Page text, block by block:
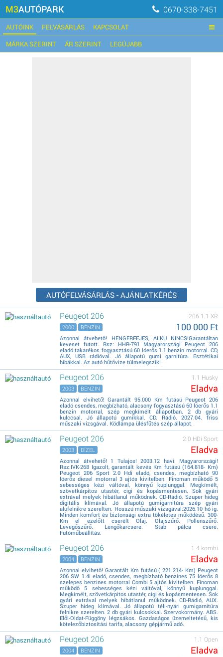
M3AUTÓPARK 0670-338-7451
AUTÓINK FELVÁSÁRLÁS
KAPCSOLAT
MÁRKA SZERINT
ÁR SZERINT LEGÚJABB
AUTÓFELVÁSÁRLÁS - AJÁNLATKÉRÉS
Peugeot 206 206 1.1 XR
100 000 Ft
2000 BENZIN
Azonnal átvehető! HENGERFEJES, ALKU NINCS!Garantáltan
keveset futott. Rsz: HHR-791 Magyarországi Peugeot 206
eladó takarékos fogyasztású 60 lóerős 1.1 benzin motorral. CD,
AUX, USB rádióval. Jó állapotú gumi garnitúra. Esztétikai
hibákkal. Az autó hűtővize túlmelegszik!
Peugeot 206 1.1 Husky
Eladva
2003 BENZIN
Azonnal elvihető! Garantált 95.000 Km futású Peugeot 206
eladó csendes, megbízható, alacsony fogyasztású 60 lóerős 1.1
benzin motorral, szép megkímélt állapotban. 2 db gyári
kulccsal. Jó állapotú gumikkal. CD. Rádió. 2027.04. friss
műszaki vizsgával. Ködlámpa ülésfűtés szép állapot.
Peugeot 206 2.0 HDi Sport
Eladva
2003 DÍZEL
Azonnal átvehető! 1 Tulajos! 2003.12 havi. Magyarországi!
Rsz:IVK-268 Igazolt, garantált kevés Km futású (164.818- Km)
Peugeot 206 Sport 2.0 Hdi eladó, csendes, megbízható 90
lóerős diesel motorral 3 ajtós kivitelben. Finoman működő 5
sebességes kézi váltóval, könnyű kuplunggal. Megkímélt,
szövetkárpitos utastér, cigi és kopásmentesen. Sok gyári
extrával melyek hibátlanul működnek. CD-Rádió, Szuper hideg
digitális klímával. Jó állapotú gumigarnitúra szép gyári
alufelnikre szerelten. Hosszú műszaki vizsgával:2026.10 hó ig.
Minden komfort és biztonsági extra tökéletes működésű. 300-
Km el ezelőtt cserélt Olaj. Olajszűrő. Pollenszűrő.
Levegőszűrő. Lengőkarcsere. Stab pálca csere.
Futóműbeállítás.
Peugeot 206 1.4 kombi
Eladva
2004 BENZIN
Azonnal elvihető! Garantált Km futású ( 221.214- Km) Peugeot
206 SW 1.4i eladó, csendes, megbízható benzines 75 lóerős 8
szelepes benzines motorral Combi 5 ajtós kivitelben. Finoman
működő 5 sebességes kézi váltóval, könnyű kuplunggal.
Megkímélt, szövetkárpitos utastér, cigi és kopásmentesen. Sok
gyári extrával melyek hibátlanul működnek. CD-Rádió, AUX.
Szuper hideg klímával. Jó állapotú téli-nyári gumigarnitúra
felnikre szerelten. 2 db gyári kulcsokkal. Szervokormány. ABS.
Elől-Oldat-Függöny légzsákos. Gazdaságos üzemeltetésű, kis
kötelezőbiztosítási tarifa, alacsony gépjármű adó.
Peugeot 206 1.1 Open
Eladva
2004 BENZIN